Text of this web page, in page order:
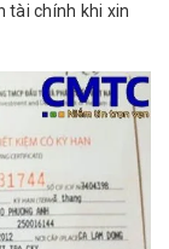
tài chính khi xin